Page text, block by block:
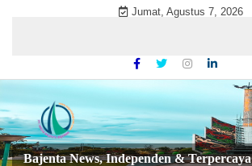
Jumat, Agustus 7, 2026
Bajenta News, Independen & Terpercaya